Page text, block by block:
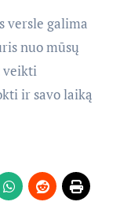
versle galima
nuo mūsų
veikti
ir savo laiką